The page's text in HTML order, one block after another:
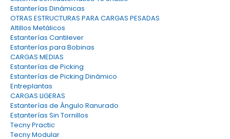
Estanterías Dinámicas
OTRAS ESTRUCTURAS PARA CARGAS PESADAS
Altillos Metálicos
Estanterías Cantilever
Estanterías para Bobinas
CARGAS MEDIAS
Estanterías de Picking
Estanterías de Picking Dinámico
Entreplantas
CARGAS LIGERAS
Estanterías de Ángulo Ranurado
Estanterías Sin Tornillos
Tecny Practic
Tecny Modular